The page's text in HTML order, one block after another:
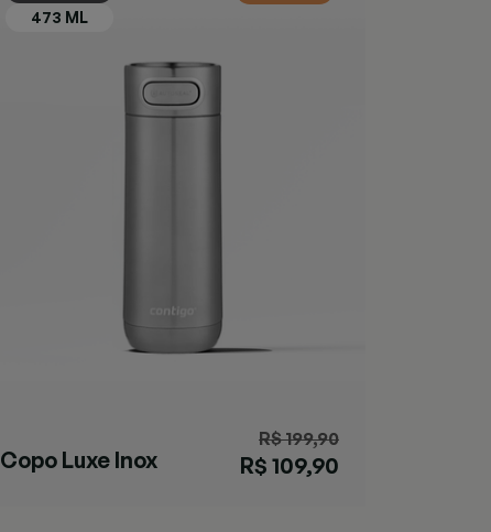
Copo Luxe Inox
R$ 199,90
R$ 109,90